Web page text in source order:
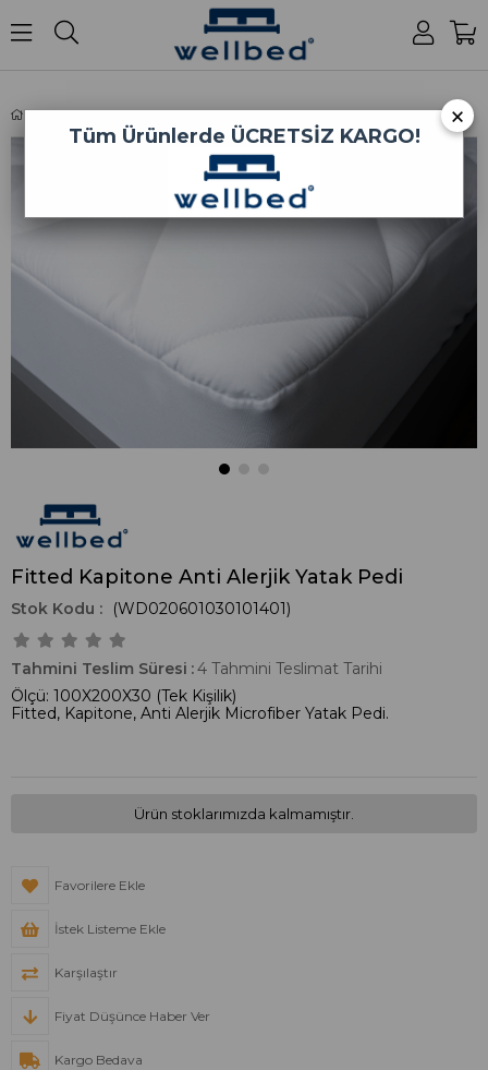
Fitted Kapitone Anti Alerjik Yatak Pedi
Fitted Kapitone Anti Alerjik Yatak Pedi
(WD020601030101401)
Tahmini Teslim Süresi :4 Tahmini Teslimat Tarihi
Ölçü: 100X200X30 (Tek Kişilik)
Fitted, Kapitone, Anti Alerjik Microfiber Yatak Pedi.
Ürün stoklarımızda kalmamıştır.
Favorilere Ekle
İstek Listeme Ekle
Karşılaştır
Fiyat Düşünce Haber Ver
Kargo Bedava
×
Tüm Ürünlerde ÜCRETSİZ KARGO!